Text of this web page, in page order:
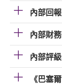
內部回
內部財
內部評
《巴塞